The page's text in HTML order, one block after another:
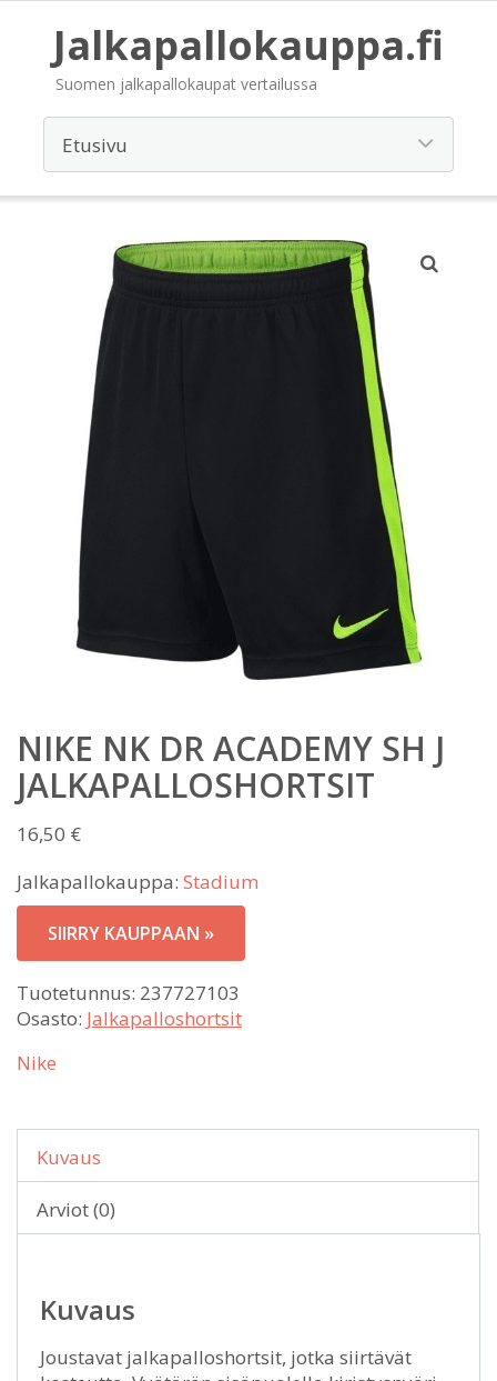
Jalkapallokauppa.fi
Suomen jalkapallokaupat vertailussa
NIKE NK DR ACADEMY SH J
JALKAPALLOSHORTSIT
16,50 €
Jalkapallokauppa: Stadium
SIIRRY KAUPPAAN »
Tuotetunnus: 237727103
Osasto: Jalkapalloshortsit
Nike
Kuvaus
Arviot (0)
Kuvaus
Joustavat jalkapalloshortsit, jotka siirtävät